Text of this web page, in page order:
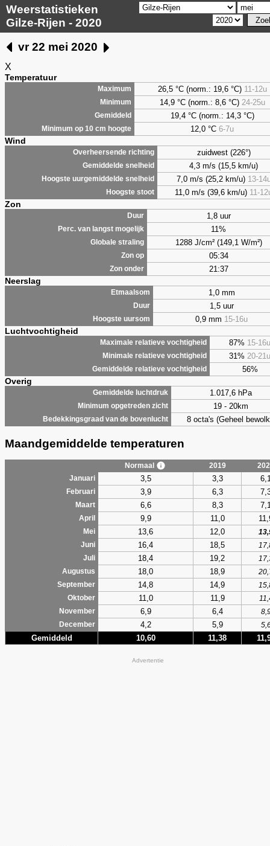
Weerstatistieken
Gilze-Rijen - 2020
vr 22 mei 2020
X
Temperatuur
Maximum 26,5 °C (norm.: 19,6 °C) 11-12u
Minimum 14,9 °C (norm.: 8,6 °C) 24-25u
Gemiddeld 19,4 °C (norm.: 14,3 °C)
Minimum op 10 cm hoogte 12,0 °C 6-7u
Wind
Overheersende richting zuidwest (226°)
Gemiddelde snelheid 4,3 m/s (15,5 km/u)
Hoogste uurgemiddelde snelheid 7,0 m/s (25,2 km/u) 13-
Hoogste stoot 11,0 m/s (39,6 km/u) 11-
Zon
Duur 1,8 uur
Perc. van langst mogelijk 11%
Globale straling 1288 J/cm² (149,1 W/m²)
Zon op 05:34
Zon onder 21:37
Neerslag
Etmaalsom 1,0 mm
Duur 1,5 uur
Hoogste uursom 0,9 mm 15-16u
Luchtvochtigheid
Maximale relatieve vochtigheid 87% 15-16u
Minimale relatieve vochtigheid 31% 20-21u
Gemiddelde relatieve vochtigheid 56%
Overig
Gemiddelde luchtdruk 1.017,6 hPa
Minimum opgetreden zicht 19 - 20km
Bedekkingsgraad van de bovenlucht 8 octa's (Geheel
Maandgemiddelde temperaturen
Normaal 2019
Januari
3,5 3,3
Februari 3,9 6,3
Maart 6,6 8,3
April 9,9 11,0
Mei 13,6 12,0
Juni
16,4 18,5
Juli
18,4 19,2
Augustus
18,0 18,9
September
14,8 14,9
Oktober
11,0 11,9
November
6,9 6,4
December
4,2 5,9
Gemiddeld 10,60 11,38
Advertentie